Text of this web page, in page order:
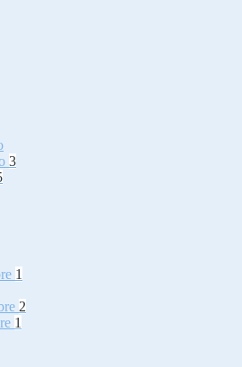
3
1
2
1